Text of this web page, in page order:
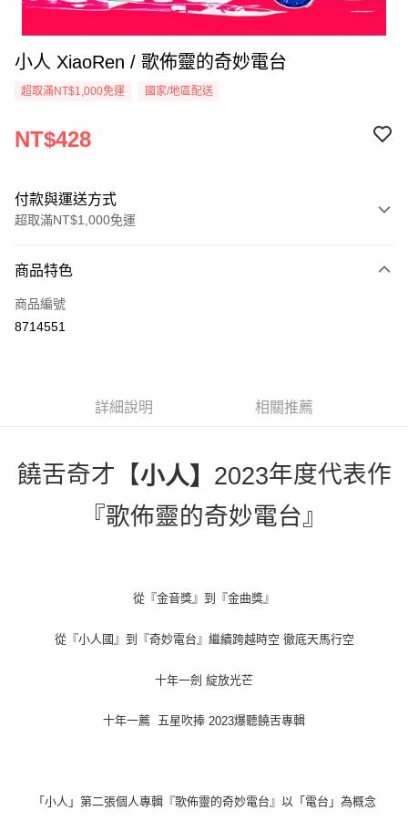
小人 XiaoRen / 歌佈靈的奇妙電台
超取滿NT$1,000免運 國家/地區配送
NT$428
付款與運送方式
超取滿NT$1,000免運
信用卡一次付款
超商取貨付款
全盈+PAY
每筆NT$65，滿NT$1,000(含以上)免運費
商品特色
商品編號
8714551
詳細說明 相關推薦
饒舌奇才【小人】 2023年度代表作
『歌佈靈的奇妙電台』
從『金音獎』到『金曲獎』
從『小人國』到『奇妙電台』繼續跨越時空 徹底天馬行空
十年一劍 綻放光芒
十年一薦 五星吹捧 2023爆聽饒舌專輯
「小人」第二張個人專輯『歌佈靈的奇妙電台』以「電台」為概念